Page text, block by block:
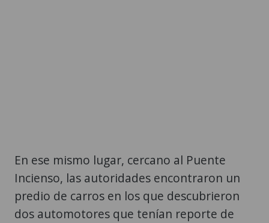
En ese mismo lugar, cercano al Puente
Incienso, las autoridades encontraron un
predio de carros en los que descubrieron
dos automotores que tenían reporte de